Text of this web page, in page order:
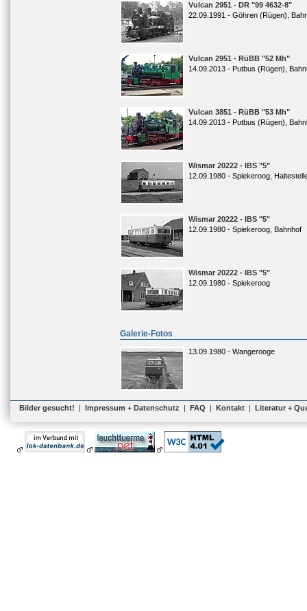
Vulcan 2951 - DR "99 4632-8"
22.09.1991 - Göhren (Rügen),
Vulcan 2951 - RüBB "52 Mh"
14.09.2013 - Putbus (Rügen),
Vulcan 3851 - RüBB "53 Mh"
14.09.2013 - Putbus (Rügen),
Wismar 20222 - IBS "5"
12.09.1980 - Spiekeroog,
Wismar 20222 - IBS "5"
12.09.1980 - Spiekeroog, Bahnhof
Wismar 20222 - IBS "5"
12.09.1980 - Spiekeroog
Galerie-Fotos
13.09.1980 - Wangerooge
Bilder gesucht! | Impressum + Datenschutz | FAQ | Kontakt | Literatur +